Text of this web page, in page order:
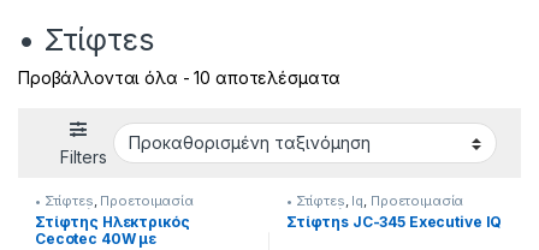
• Στίφτεs
Προβάλλονται όλα - 10 αποτελέσματα
Filters
• Στίφτεs Προετοιμασία
Πρωινού
Στίφτης Ηλεκτρικός
Cecotec 40W με
• Στίφτεs Iq Προετοιμασία
Πρωινού
Στίφτηs JC-345 Executive IQ